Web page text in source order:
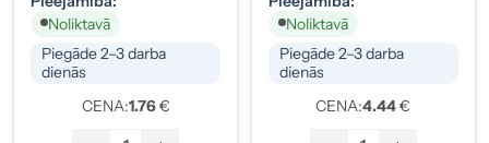
Noliktavā
Piegāde 2–3 darba
dienās
CENA:1.76€
Noliktavā
Piegāde 2–3 darba
dienās
CENA:4.44€